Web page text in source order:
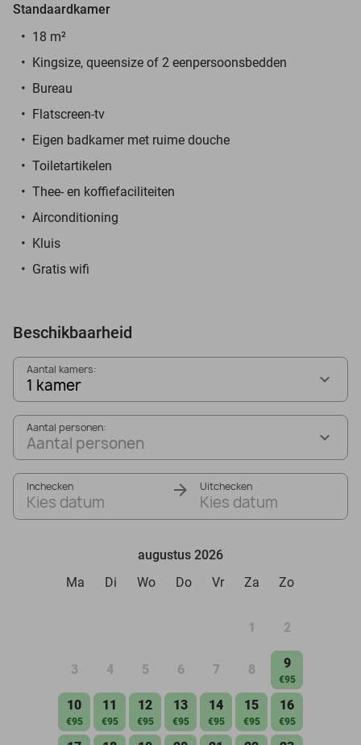
Standaardkamer
18 m²
Kingsize, queensize of 2 eenpersoonsbedden
Bureau
Flatscreen-tv
Eigen badkamer met ruime douche
Toiletartikelen
Thee- en koffiefaciliteiten
Airconditioning
Kluis
Gratis wifi
Beschikbaarheid
Aantal kamers:
1 kamer
Aantal personen:
Aantal personen
Inchecken
Kies datum
Uitchecken
Kies datum
augustus 2026
Ma
Di Wo Do Vr Za Zo
1 2
3 4 5 6 7 8 9
€95
10
€95
11
€95
12
€95
13
€95
14
€95
15
€95
16
€95